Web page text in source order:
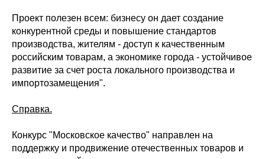
Проект полезен всем: бизнесу он дает создание
конкурентной среды и повышение стандартов
производства, жителям - доступ к качественным
российским товарам, а экономике города - устойчивое
развитие за счет роста локального производства и
импортозамещения".
Справка.
Конкурс "Московское качество" направлен на
поддержку и продвижение отечественных товаров и